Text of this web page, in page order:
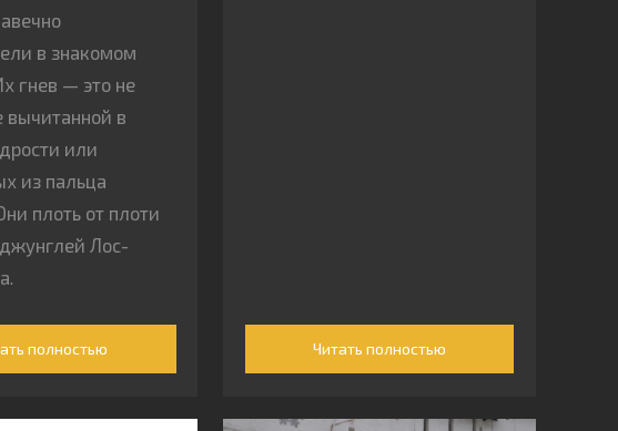
в знакомом
гнев — это не
вычитанной в
или
из пальца
плоть от плоти
Лос-
полностью Читать полностью